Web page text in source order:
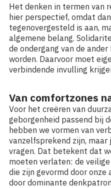
Het denken in termen van
hier perspectief, omdat
tegenovergesteld is aan,
algemene belang.
de ondergang van de
worden. Daarvoor moet
verbindende invulling
Van comfortzones
Voor het creëren van
geborgenheid passend bij
hebben we vormen van
vanzelfsprekend zijn,
vragen. Dat betekent dat
moeten verlaten: de
die zijn gevormd door
door dominante